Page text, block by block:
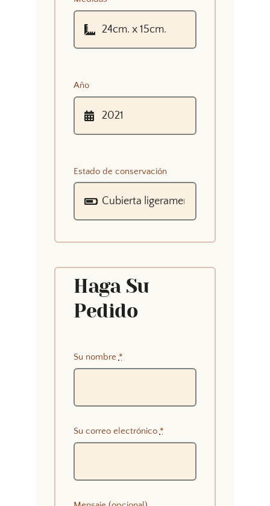
Año
Estado de conservación
Haga Su
Pedido
Su nombre *
Su correo electrónico *